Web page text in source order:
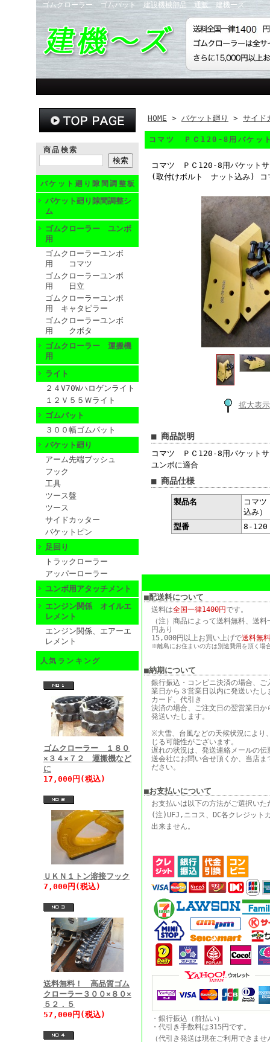
ゴムクローラー ゴムパット 建設機械部品 通販 建機ーズ
商品検索
バケット廻り隙間調整板
バケット廻り隙間調整シ
ム
ゴムクローラー ユンボ
用
ゴムクローラーユンボ
用 コマツ
ゴムクローラーユンボ
用 日立
ゴムクローラーユンボ
用 キャタピラー
ゴムクローラーユンボ
用 クボタ
ゴムクローラー 運搬機
用
ライト
２４V70Wハロゲンライト
１２Ｖ５５Ｗライト
ゴムパット
３００幅ゴムパット
バケット廻り
アーム先端ブッシュ
フック
工具
ツース盤
ツース
サイドカッター
バケットピン
足回り
トラックローラー
アッパーローラー
ユンボ用アタッチメント
エンジン関係 オイルエ
レメント
エンジン関係、エアーエ
レメント
人気ランキング
ゴムクローラー １８０
×３４×７２ 運搬機など
に
17,000円(税込)
ＵＫＮ１トン溶接フック
7,000円(税込)
送料無料！ 高品質ゴム
クローラー３００×８０×
５２．５
57,000円(税込)
HOME > バケット廻り > サイド
コマツ ＰＣ120-8用バケッ
コマツ ＰＣ120-8用バケット
(取付けボルト ナット込み) コ
拡大表示
■ 商品説明
コマツ ＰＣ120-8用バケット
ユンボに適合
■ 商品仕様
製品名
コマ
込み）
型番
8-120
■配送料について
送料は全国一律1400円です。
（注）商品によって送料無料、送
円あり
15,000円以上お買い上げで送料無
※離島にお住まいの方は別途費用を頂く場
■納期について
銀行振込・コンビニ決済の場合、ご
業日から３営業日以内に発送いたし
カード、代引き
決済の場合、ご注文日の翌営業日か
発送いたします。
※大雪、台風などの天候状況により
じる可能性がございます。
遅れの状況は、発送連絡メールの伝
送会社にお問い合せ頂くか、当店ま
ださい。
■お支払いについて
お支払いは以下の方法がご選択いた
(注)UFJ,ニコス、DC各クレジット
出来ません。
・銀行振込（前払い）
・代引き手数料は315円です。
（代引き発送は現在ご利用できま